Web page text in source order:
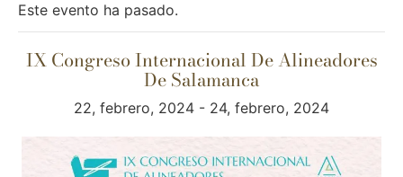
Este evento ha pasado.
IX Congreso Internacional De Alineadores
De Salamanca
22, febrero, 2024 - 24, febrero, 2024